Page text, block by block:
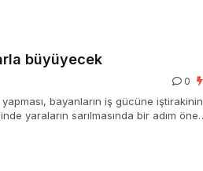
büyüyecek
0
yapması, bayanların iş gücüne iştirakinin
yaraların sarılmasında bir adım öne